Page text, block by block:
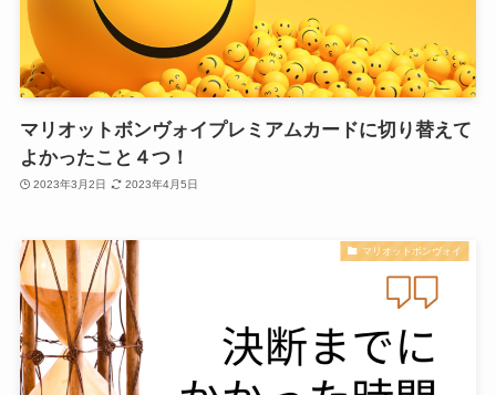
マリオットボンヴォイプレミアムカードに切り替えて
よかったこと４つ！
2023年3月2日 2023年4月5日
マリオットボンヴォイ